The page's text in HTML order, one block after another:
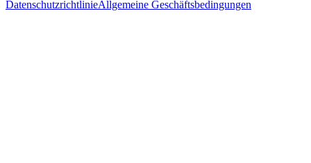
DatenschutzrichtlinieAllgemeine Geschäftsbedingungen